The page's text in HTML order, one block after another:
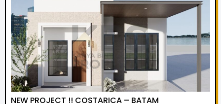
NEW PROJECT !! COSTARICA – BATAM